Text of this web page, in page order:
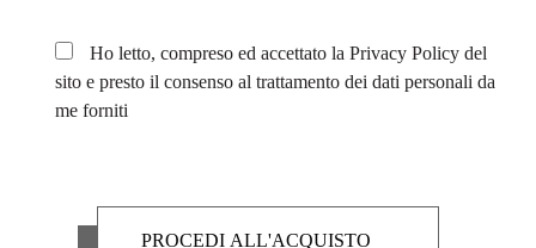
Ho letto, compreso ed accettato la Privacy Policy del
sito e presto il consenso al trattamento dei dati personali da
me forniti